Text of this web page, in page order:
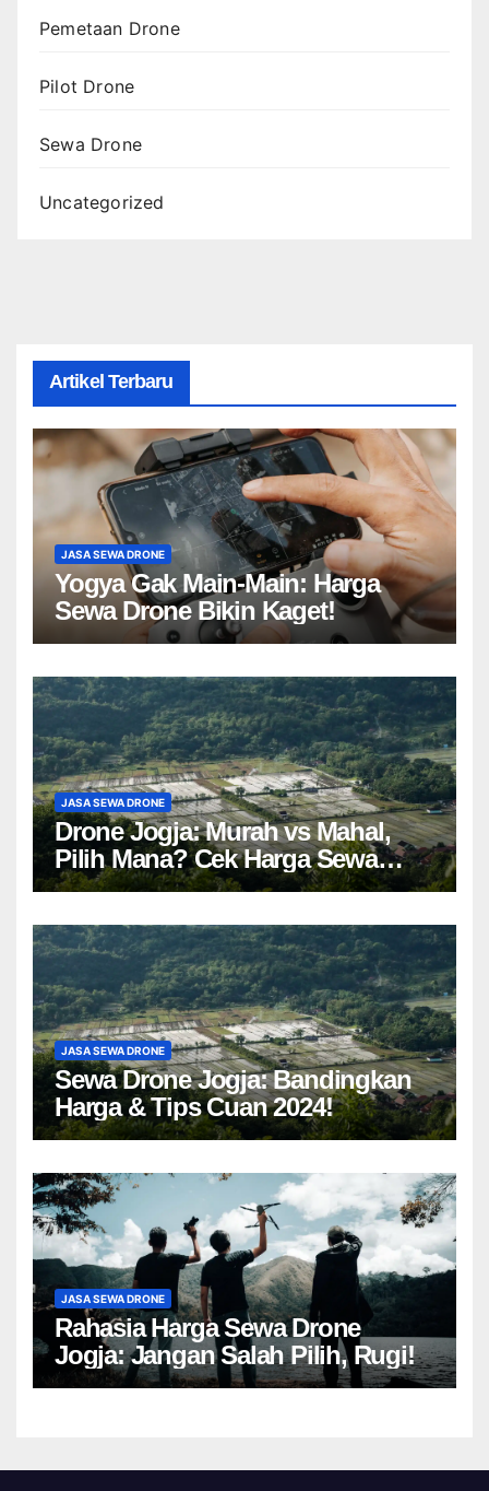
Pemetaan Drone
Pilot Drone
Sewa Drone
Uncategorized
Artikel Terbaru
JASA SEWA DRONE
Yogya Gak Main-Main: Harga
Sewa Drone Bikin Kaget!
JASA SEWA DRONE
Drone Jogja: Murah vs Mahal,
Pilih Mana? Cek Harga Sewa
Drone Yogyakarta!
JASA SEWA DRONE
Sewa Drone Jogja: Bandingkan
Harga & Tips Cuan 2024!
JASA SEWA DRONE
Rahasia Harga Sewa Drone
Jogja: Jangan Salah Pilih, Rugi!